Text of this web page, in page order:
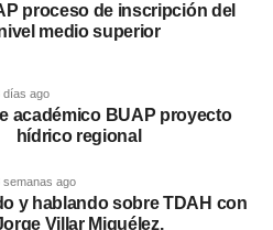
proceso de inscripción del
medio superior
días ago
académico BUAP proyecto
hídrico regional
semanas ago
y hablando sobre TDAH con
Villar Miguélez.